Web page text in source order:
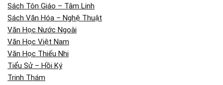
Sách Tôn Giáo – Tâm Linh
Sách Văn Hóa – Nghệ Thuật
Văn Học Nước Ngoài
Văn Học Việt Nam
Văn Học Thiếu Nhi
Tiểu Sử – Hồi Ký
Trinh Thám